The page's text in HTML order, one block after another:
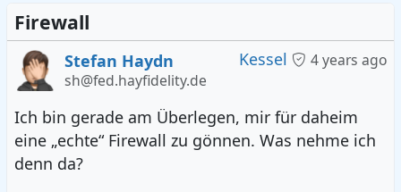
Firewall
Kessel 4 years ago
Stefan Haydn
sh@fed.hayfidelity.de
Ich bin gerade am Überlegen, mir für daheim
eine „echte“ Firewall zu gönnen. Was nehme ich
denn da?